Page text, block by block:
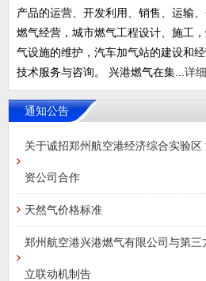
产品的运营、开发利用、销售、运输
燃气经营，城市燃气工程设计、施工
气设施的维护，汽车加气站的建设和
技术服务与咨询。 兴港燃气在集... 详
通知公告
关于诚招郑州航空港经济综合实验区
资公司合作
天然气价格标准
郑州航空港兴港燃气有限公司与第三
立联动机制告